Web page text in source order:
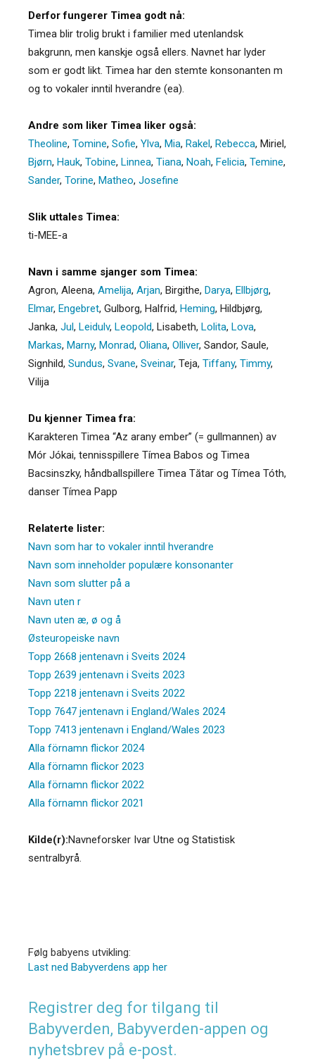
Derfor fungerer Timea godt nå:
Timea blir trolig brukt i familier med utenlandsk
bakgrunn, men kanskje også ellers. Navnet har lyder
som er godt likt. Timea har den stemte konsonanten m
og to vokaler inntil hverandre (ea).
Andre som liker Timea liker også:
Theoline, Tomine, Sofie, Ylva, Mia, Rakel, Rebecca, Miriel,
Bjørn, Hauk, Tobine, Linnea, Tiana, Noah, Felicia, Temine,
Sander, Torine, Matheo, Josefine
Slik uttales Timea:
ti-MEE-a
Navn i samme sjanger som Timea:
Agron, Aleena, Amelija, Arjan, Birgithe, Darya, Ellbjørg,
Elmar, Engebret, Gulborg, Halfrid, Heming, Hildbjørg,
Janka, Jul, Leidulv, Leopold, Lisabeth, Lolita, Lova,
Markas, Marny, Monrad, Oliana, Olliver, Sandor, Saule,
Signhild, Sundus, Svane, Sveinar, Teja, Tiffany, Timmy,
Vilija
Du kjenner Timea fra:
Karakteren Timea “Az arany ember” (= gullmannen) av
Mór Jókai, tennisspillere Tímea Babos og Timea
Bacsinszky, håndballspillere Timea Tătar og Tímea Tóth,
danser Tímea Papp
Relaterte lister:
Navn som har to vokaler inntil hverandre
Navn som inneholder populære konsonanter
Navn som slutter på a
Navn uten r
Navn uten æ, ø og å
Østeuropeiske navn
Topp 2668 jentenavn i Sveits 2024
Topp 2639 jentenavn i Sveits 2023
Topp 2218 jentenavn i Sveits 2022
Topp 7647 jentenavn i England/Wales 2024
Topp 7413 jentenavn i England/Wales 2023
Alla förnamn flickor 2024
Alla förnamn flickor 2023
Alla förnamn flickor 2022
Alla förnamn flickor 2021
Kilde(r):Navneforsker Ivar Utne og Statistisk
sentralbyrå.
Følg babyens utvikling:
Last ned Babyverdens app her
Registrer deg for tilgang til
Babyverden, Babyverden-appen og
nyhetsbrev på e-post.